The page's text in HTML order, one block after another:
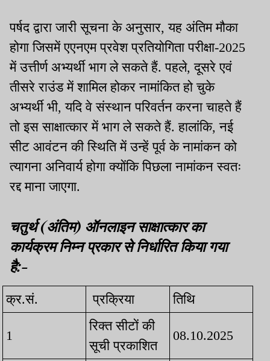
पर्षद द्वारा जारी सूचना के अनुसार, यह अंतिम मौका
होगा जिसमें एएनएम प्रवेश प्रतियोगिता परीक्षा-2025
में उत्तीर्ण अभ्यर्थी भाग ले सकते हैं. पहले, दूसरे एवं
तीसरे राउंड में शामिल होकर नामांकित हो चुके
अभ्यर्थी भी, यदि वे संस्थान परिवर्तन करना चाहते हैं
तो इस साक्षात्कार में भाग ले सकते हैं. हालांकि, नई
सीट आवंटन की स्थिति में उन्हें पूर्व के नामांकन को
त्यागना अनिवार्य होगा क्योंकि पिछला नामांकन स्वतः
रद्द माना जाएगा.
चतुर्थ (अंतिम) ऑनलाइन साक्षात्कार का
कार्यक्रम निम्न प्रकार से निर्धारित किया गया
है:-
क्र.सं. प्रक्रिया तिथि
1
रिक्त सीटों की
सूची प्रकाशित
08.10.2025